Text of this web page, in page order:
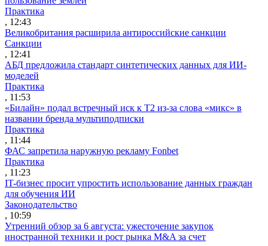
Практика
, 12:43
Великобритания расширила антироссийские санкции
Санкции
, 12:41
АБД предложила стандарт синтетических данных для ИИ-
моделей
Практика
, 11:53
«Билайн» подал встречный иск к Т2 из-за слова «микс» в
названии бренда мультиподписки
Практика
, 11:44
ФАС запретила наружную рекламу Fonbet
Практика
, 11:23
IT-бизнес просит упростить использование данных граждан
для обучения ИИ
Законодательство
, 10:59
Утренний обзор за 6 августа: ужесточение закупок
иностранной техники и рост рынка M&A за счет